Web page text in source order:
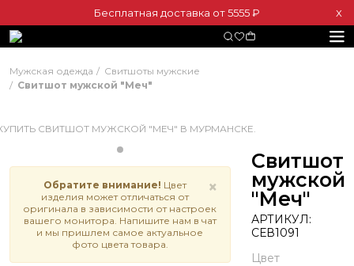
Бесплатная доставка от 5555 ₽ Х
Мужская одежда
Свитшоты мужские
Свитшот мужской "Меч"
×
Обратите внимание! Цвет
изделия может отличаться от
оригинала в зависимости от настроек
вашего монитора. Напишите нам в чат
и мы пришлем самое актуальное
фото цвета товара.
Свитшот
мужской
"Меч"
АРТИКУЛ:
СЕВ1091
Цвет